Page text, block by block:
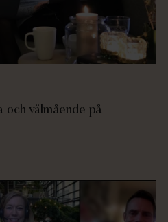
och välmående på